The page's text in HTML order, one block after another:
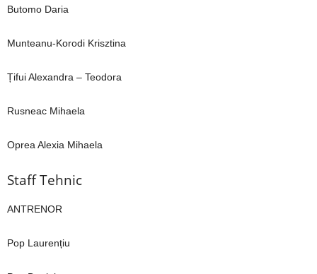
Butomo Daria
Munteanu-Korodi Krisztina
Țifui Alexandra – Teodora
Rusneac Mihaela
Oprea Alexia Mihaela
Staff Tehnic
ANTRENOR
Pop Laurențiu